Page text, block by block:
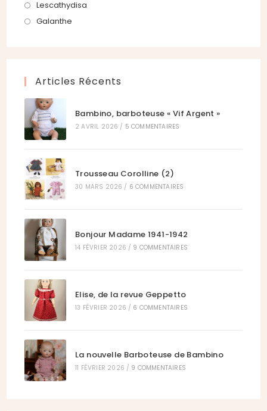
dans
Lescathydisa
Galanthe
onglet
Articles Récents
Bambino, barboteuse « Vif Argent »
2 AVRIL 2026 / 5 COMMENTAIRES
Trousseau Corolline (2)
30 MARS 2026 / 6 COMMENTAIRES
Bonjour Madame 1941-1942
14 FÉVRIER 2026 / 9 COMMENTAIRES
Elise, de la revue Geppetto
13 FÉVRIER 2026 / 6 COMMENTAIRES
La nouvelle Barboteuse de Bambino
11 FÉVRIER 2026 / 9 COMMENTAIRES